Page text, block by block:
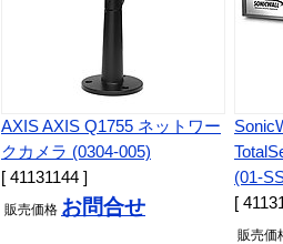
AXIS AXIS Q1755 ネットワー
クカメラ (0304-005)
[ 41131144 ]
販売価格 お問合せ
(01-
[
販売価